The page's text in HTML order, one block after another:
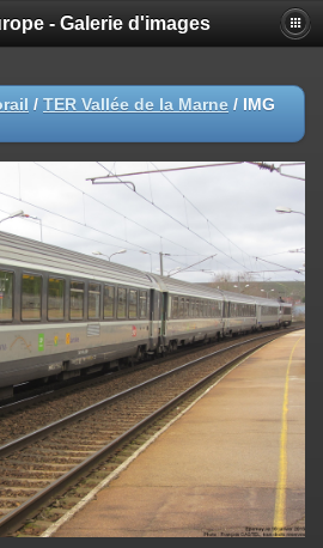
- Galerie d'images
/ TER Vallée de la Marne / IMG